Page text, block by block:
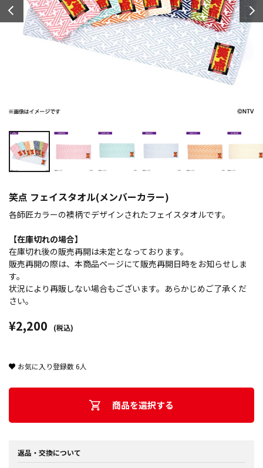
笑点 フェイスタオル(メンバーカラー)
各師匠カラーの襖柄でデザインされたフェイスタオルです。
【在庫切れの場合】
在庫切れ後の販売再開は未定となっております。
販売再開の際は、本商品ページにて販売再開日時をお知らせしま
す。
状況により再販しない場合もございます。あらかじめご了承くだ
さい。
¥2,200 (税込)
お気に入り登録数6人
商品を選択する
返品・交換について